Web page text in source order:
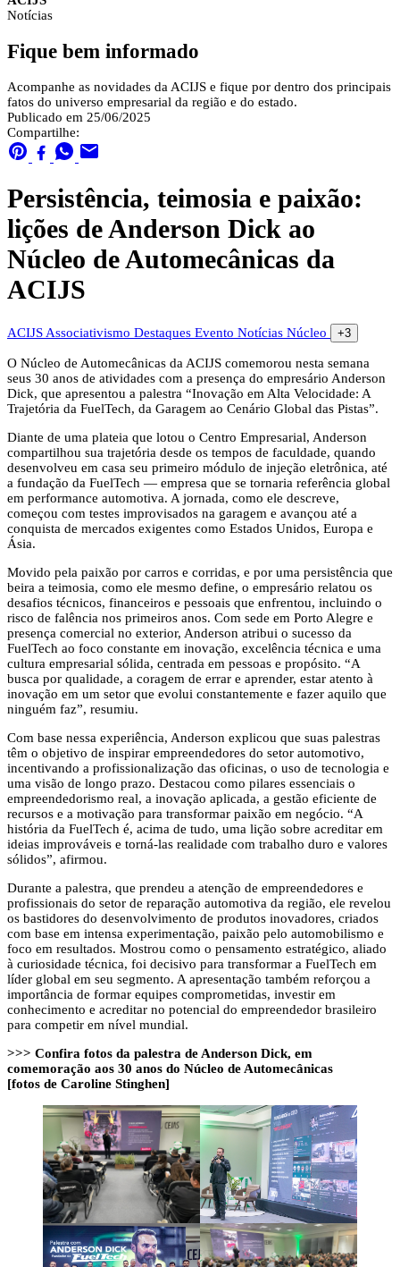
Notícias
Fique bem informado
Acompanhe as novidades da ACIJS e fique por dentro dos principais
fatos do universo empresarial da região e do estado.
Publicado em 25/06/2025
Compartilhe:
Persistência, teimosia e paixão:
lições de Anderson Dick ao
Núcleo de Automecânicas da
ACIJS
ACIJS Associativismo Destaques Evento Notícias Núcleo +3
O Núcleo de Automecânicas da ACIJS comemorou nesta semana
seus 30 anos de atividades com a presença do empresário Anderson
Dick, que apresentou a palestra “Inovação em Alta Velocidade: A
Trajetória da FuelTech, da Garagem ao Cenário Global das Pistas”.
Diante de uma plateia que lotou o Centro Empresarial, Anderson
compartilhou sua trajetória desde os tempos de faculdade, quando
desenvolveu em casa seu primeiro módulo de injeção eletrônica, até
a fundação da FuelTech — empresa que se tornaria referência global
em performance automotiva. A jornada, como ele descreve,
começou com testes improvisados na garagem e avançou até a
conquista de mercados exigentes como Estados Unidos, Europa e
Ásia.
Movido pela paixão por carros e corridas, e por uma persistência que
beira a teimosia, como ele mesmo define, o empresário relatou os
desafios técnicos, financeiros e pessoais que enfrentou, incluindo o
risco de falência nos primeiros anos. Com sede em Porto Alegre e
presença comercial no exterior, Anderson atribui o sucesso da
FuelTech ao foco constante em inovação, excelência técnica e uma
cultura empresarial sólida, centrada em pessoas e propósito. “A
busca por qualidade, a coragem de errar e aprender, estar atento à
inovação em um setor que evolui constantemente e fazer aquilo que
ninguém faz”, resumiu.
Com base nessa experiência, Anderson explicou que suas palestras
têm o objetivo de inspirar empreendedores do setor automotivo,
incentivando a profissionalização das oficinas, o uso de tecnologia e
uma visão de longo prazo. Destacou como pilares essenciais o
empreendedorismo real, a inovação aplicada, a gestão eficiente de
recursos e a motivação para transformar paixão em negócio. “A
história da FuelTech é, acima de tudo, uma lição sobre acreditar em
ideias improváveis e torná-las realidade com trabalho duro e valores
sólidos”, afirmou.
Durante a palestra, que prendeu a atenção de empreendedores e
profissionais do setor de reparação automotiva da região, ele revelou
os bastidores do desenvolvimento de produtos inovadores, criados
com base em intensa experimentação, paixão pelo automobilismo e
foco em resultados. Mostrou como o pensamento estratégico, aliado
à curiosidade técnica, foi decisivo para transformar a FuelTech em
líder global em seu segmento. A apresentação também reforçou a
importância de formar equipes comprometidas, investir em
conhecimento e acreditar no potencial do empreendedor brasileiro
para competir em nível mundial.
>>> Confira fotos da palestra de Anderson Dick, em
comemoração aos 30 anos do Núcleo de Automecânicas
[fotos de Caroline Stinghen]